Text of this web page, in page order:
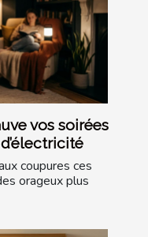
vos soirées
coupures ces
orageux plus